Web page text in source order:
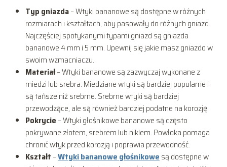
Typ gniazda– Wtyki bananowe są dostępne w różnych
rozmiarach i kształtach, aby pasowały do różnych gniazd.
Najczęściej spotykanymi typami gniazd są gniazda
bananowe 4 mm i 5 mm. Upewnij się jakie masz gniazdo w
swoim wzmacniaczu.
Materiał– Wtyki bananowe są zazwyczaj wykonane z
miedzi lub srebra. Miedziane wtyki są bardziej popularne i
są tańsze niż srebrne. Srebrne wtyki są bardziej
przewodzące, ale są również bardziej podatne na korozję.
Pokrycie – Wtyki głośnikowe bananowe są często
pokrywane złotem, srebrem lub niklem. Powłoka pomaga
chronić wtyk przed korozją i poprawia przewodność.
Kształt –Wtyki bananowe głośnikowe są dostępne w